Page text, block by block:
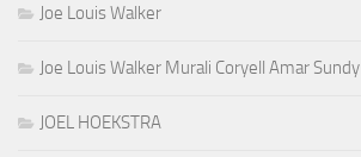
Joe Louis Walker
Joe Louis Walker Murali Coryell Amar Sundy
JOEL HOEKSTRA